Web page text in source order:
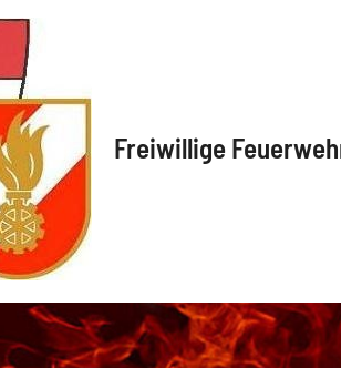
Freiwillige